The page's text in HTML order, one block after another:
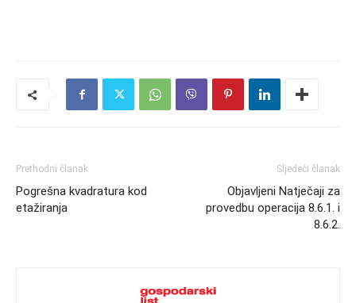
Prethodni članak
Pogrešna kvadratura kod
etažiranja
Sljedeći članak
Objavljeni Natječaji za
provedbu operacija 8.6.1. i
8.6.2.